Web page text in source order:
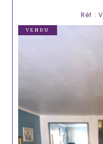
Réf :
VENDU